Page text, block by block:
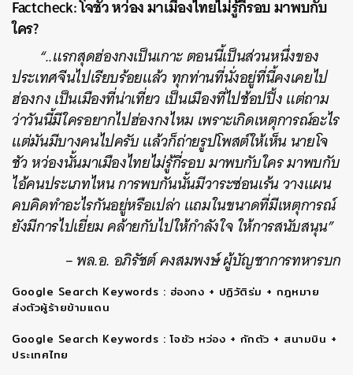
Factcheck: โจชัว หว่อง มาเมืองไทยไม่รู้กี่รอบ มาพบกับ
ใคร?
“..แรกสุดฮ่องกงเป็นเกาะ ตอนนี้เป็นส่วนหนึ่งของ
ประเทศจีนไปเรียบร้อยแล้ว ทุกท่านที่นั่งอยู่ที่นี้คงเคยไป
ฮ่องกง เป็นเมืองที่น่าเที่ยว เป็นเมืองที่ไปช้อปปิ้ง แต่ถาม
ว่าวันนี้มีใครอยากไปฮ่องกงไหม เพราะเกิดเหตุการณ์อะไร
แต่มันมีบางคนไปครับ แล้วก็ถ่ายรูปโพสต์ให้เห็น นายโจ
ชัว หว่องนั้นมาเมืองไทยไม่รู้กี่รอบ มาพบกับใคร มาพบกับ
ไอ้คนประเภทไหน การพบกันนั้นมีวาระซ่อนเร้น วางแผน
คบคิดทำอะไรกันอยู่หรือเปล่า แถมในขนาดที่มีเหตุการณ์
ยังมีการไปเยี่ยม คล้ายกับไปให้กำลังใจ ให้การสนับสนุน”
– พล.อ. อภิรัชต์ คงสมพงษ์ ผู้บัญชาการทหารบก
Google Search Keywords : ฮ่องกง + ปฏิวัติร่ม + กฎหมาย
ส่งตัวผู้ร้ายข้ามแดน
Google Search Keywords : โจชัว หว่อง + กักตัว + สนามบิน +
ประเทศไทย